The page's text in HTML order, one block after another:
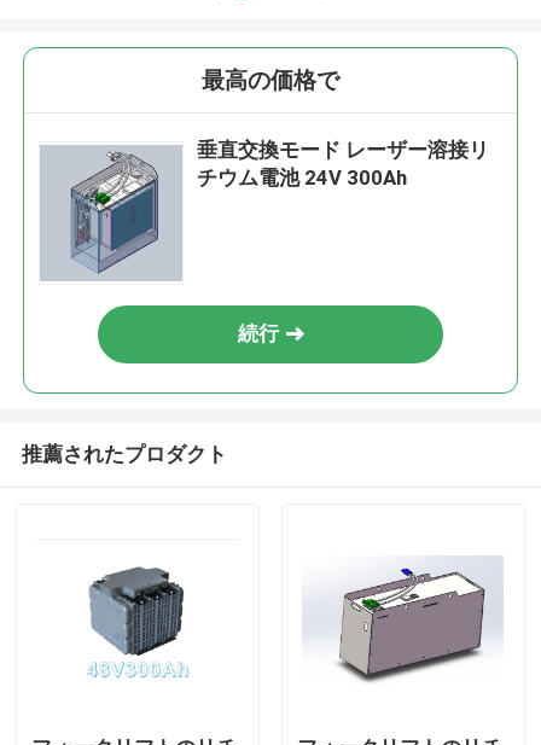
最高の価格で
垂直交換モード レーザー溶接リ
チウム電池 24V 300Ah
続行
推薦されたプロダクト